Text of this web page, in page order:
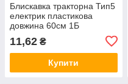
Блискавка тракторна Тип5
електрик пластикова
довжина 60см 1Б
11,62 ₴
Купити